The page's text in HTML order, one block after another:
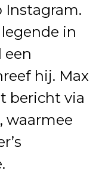
Instagram.
legende in
een
hij. Max
bericht via
waarmee